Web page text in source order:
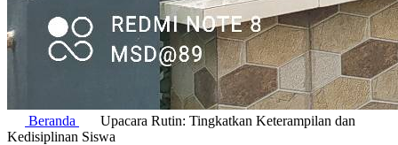
Beranda
Upacara Rutin: Tingkatkan Keterampilan dan
Kedisiplinan Siswa